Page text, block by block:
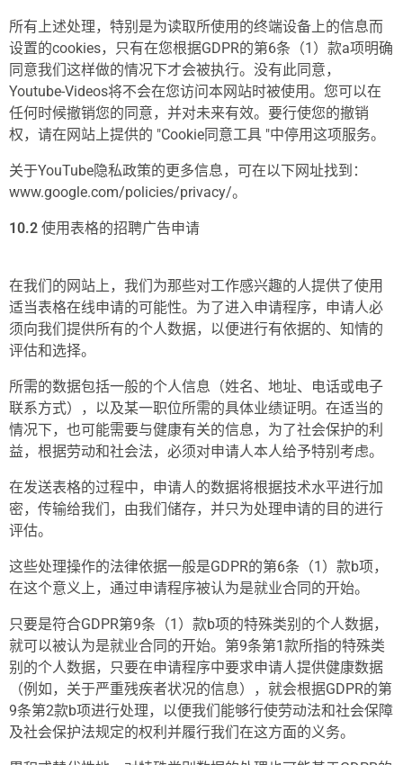
所有上述处理，特别是为读取所使用的终端设备上的信息而
设置的cookies，只有在您根据GDPR的第6条（1）款a项明确
同意我们这样做的情况下才会被执行。没有此同意，
Youtube-Videos将不会在您访问本网站时被使用。您可以在
任何时候撤销您的同意，并对未来有效。要行使您的撤销
权，请在网站上提供的 "Cookie同意工具 "中停用这项服务。
关于YouTube隐私政策的更多信息，可在以下网址找到：
www.google.com/policies/privacy/。
10.2 使用表格的招聘广告申请
在我们的网站上，我们为那些对工作感兴趣的人提供了使用
适当表格在线申请的可能性。为了进入申请程序，申请人必
须向我们提供所有的个人数据，以便进行有依据的、知情的
评估和选择。
所需的数据包括一般的个人信息（姓名、地址、电话或电子
联系方式），以及某一职位所需的具体业绩证明。在适当的
情况下，也可能需要与健康有关的信息，为了社会保护的利
益，根据劳动和社会法，必须对申请人本人给予特别考虑。
在发送表格的过程中，申请人的数据将根据技术水平进行加
密，传输给我们，由我们储存，并只为处理申请的目的进行
评估。
这些处理操作的法律依据一般是GDPR的第6条（1）款b项，
在这个意义上，通过申请程序被认为是就业合同的开始。
只要是符合GDPR第9条（1）款b项的特殊类别的个人数据，
就可以被认为是就业合同的开始。第9条第1款所指的特殊类
别的个人数据，只要在申请程序中要求申请人提供健康数据
（例如，关于严重残疾者状况的信息），就会根据GDPR的第
9条第2款b项进行处理，以便我们能够行使劳动法和社会保障
及社会保护法规定的权利并履行我们在这方面的义务。